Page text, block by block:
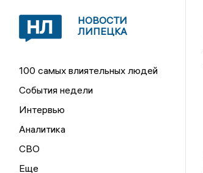
НОВОСТИ
ЛИПЕЦКА
100 самых влиятельных людей
События недели
Интервью
Аналитика
СВО